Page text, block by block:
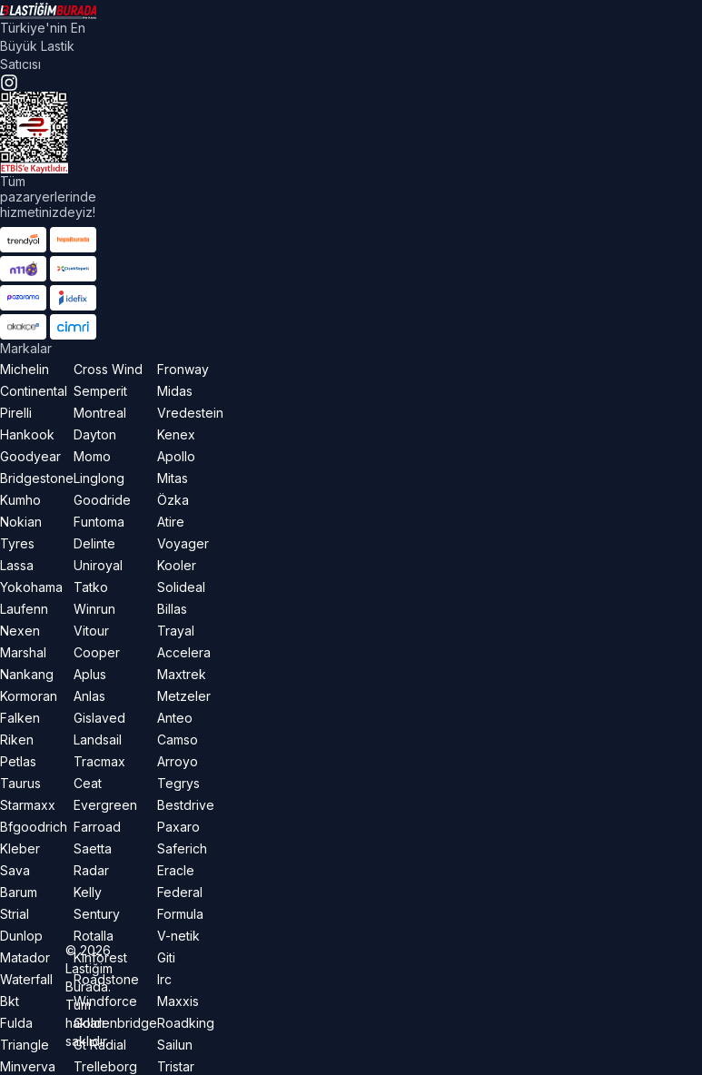
Türkiye'nin En
Büyük Lastik
Satıcısı
Tüm
pazaryerlerinde
hizmetinizdeyiz!
Markalar
Michelin
Continental
Pirelli
Hankook
Goodyear
Bridgestone
Kumho
Nokian
Tyres
Lassa
Yokohama
Laufenn
Nexen
Marshal
Nankang
Kormoran
Falken
Riken
Petlas
Taurus
Starmaxx
Bfgoodrich
Kleber
Sava
Barum
Strial
Dunlop
Matador
Waterfall
Bkt
Fulda
Triangle
Minverva
Cross Wind
Semperit
Montreal
Dayton
Momo
Linglong
Goodride
Funtoma
Delinte
Uniroyal
Tatko
Winrun
Vitour
Cooper
Aplus
Anlas
Gislaved
Landsail
Tracmax
Ceat
Evergreen
Farroad
Saetta
Radar
Kelly
Sentury
Rotalla
Kinforest
Roadstone
Windforce
Goldenbridge
Gt Radial
Trelleborg
Fronway
Midas
Vredestein
Kenex
Apollo
Mitas
Özka
Atire
Voyager
Kooler
Solideal
Billas
Trayal
Accelera
Maxtrek
Metzeler
Anteo
Camso
Arroyo
Tegrys
Bestdrive
Paxaro
Saferich
Eracle
Federal
Formula
V-netik
Giti
Irc
Maxxis
Roadking
Sailun
Tristar
©2026
Lastiğim
Burada.
Tüm
hakları
saklıdır.